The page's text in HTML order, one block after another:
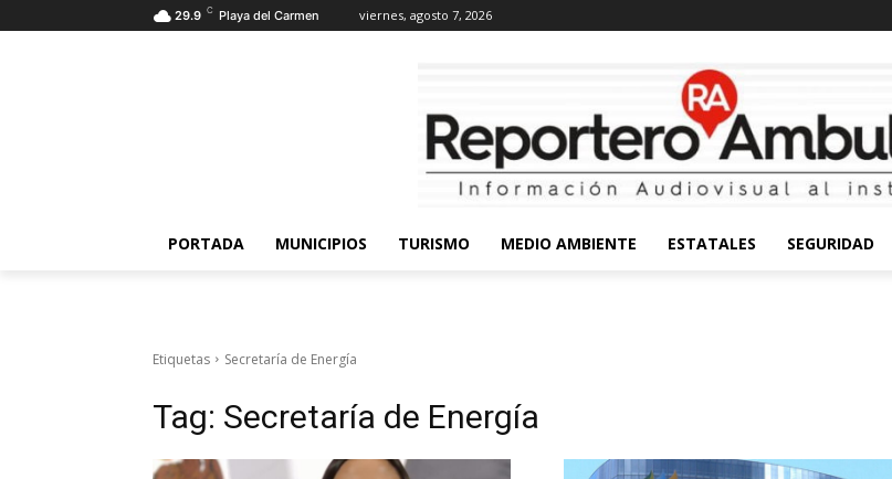
29.9 C Playa del Carmen viernes, agosto 7, 2026
PORTADA MUNICIPIOS TURISMO MEDIO AMBIENTE ESTATALES SEGURIDAD
Etiquetas Secretaría de Energía
Tag: Secretaría de Energía